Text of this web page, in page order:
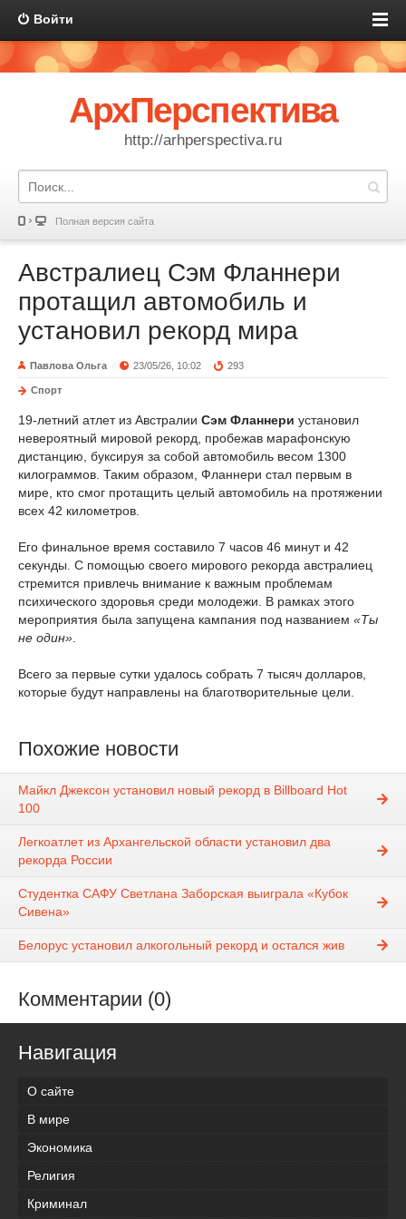
Войти
АрхПерспектива
http://arhperspectiva.ru
Полная версия сайта
Австралиец Сэм Фланнери
протащил автомобиль и
установил рекорд мира
Павлова Ольга 23/05/26, 10:02 293
Спорт
19-летний атлет из Австралии Сэм Фланнери установил
невероятный мировой рекорд, пробежав марафонскую
дистанцию, буксируя за собой автомобиль весом 1300
килограммов. Таким образом, Фланнери стал первым в
мире, кто смог протащить целый автомобиль на протяжении
всех 42 километров.
Его финальное время составило 7 часов 46 минут и 42
секунды. С помощью своего мирового рекорда австралиец
стремится привлечь внимание к важным проблемам
психического здоровья среди молодежи. В рамках этого
мероприятия была запущена кампания под названием «Ты
не один»
Всего за первые сутки удалось собрать 7 тысяч долларов,
которые будут направлены на благотворительные цели.
Похожие новости
Майкл Джексон установил новый рекорд в Billboard Hot
100
Легкоатлет из Архангельской области установил два
рекорда России
Студентка САФУ Светлана Заборская выиграла «Кубок
Сивена»
Белорус установил алкогольный рекорд и остался жив
Комментарии (0)
Навигация
О сайте
В мире
Экономика
Религия
Криминал